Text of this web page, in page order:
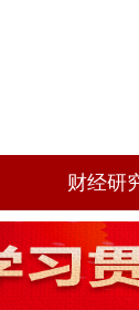
财经研